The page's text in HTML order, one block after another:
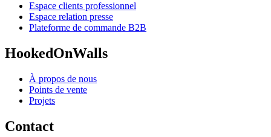
Espace clients professionnel
Espace relation presse
Plateforme de commande B2B
HookedOnWalls
À propos de nous
Points de vente
Projets
Contact